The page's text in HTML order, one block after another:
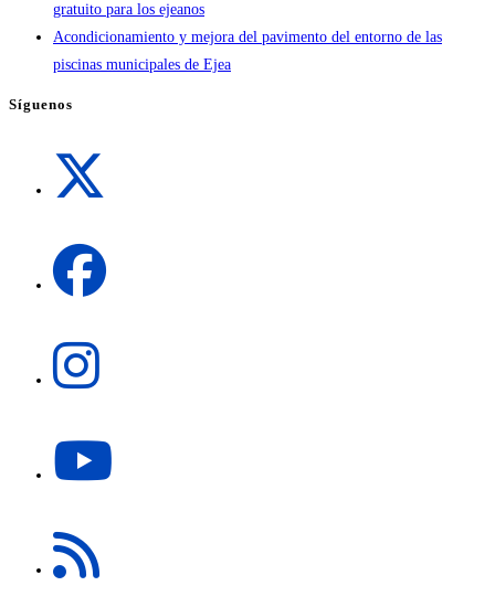
gratuito para los ejeanos
Acondicionamiento y mejora del pavimento del entorno de las
piscinas municipales de Ejea
Síguenos
pestaña
abre
abre
nueva
pestaña
en